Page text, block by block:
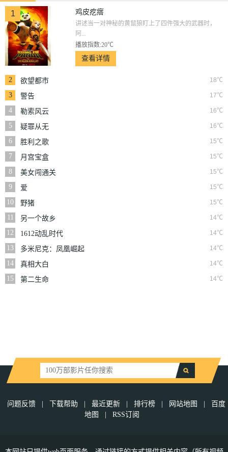
1 鸡皮疙瘩
讲述当一对神秘的黄鼠狼盯上了四件强大的武器时，
阿...
播放指数:20℃
查看详情
2 18℃
欲望都市
3
17℃
警告
4
16℃
勒索风云
5
16℃
疑罪从无
6
15℃
胜利之歌
7
15℃
月宫宝盒
8
15℃
美女闯通关
9
15℃
爱
10
15℃
野猪
11
14℃
另一个故乡
12
14℃
1612动乱时代
13
14℃
多米尼克：凤凰崛起
14
14℃
真相大白
15
14℃
第二生命
问题反馈 下载帮助 最近更新 排行榜 网站地图
百度
地图
RSS订阅